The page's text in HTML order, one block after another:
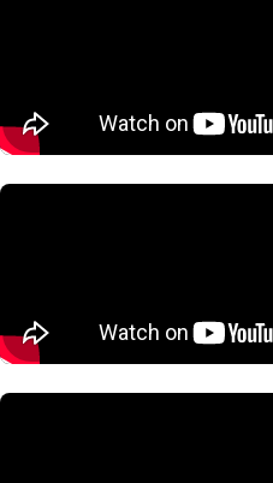
配電技能現業職
電柱に登って電線を張り
りする仕事です。高所作
す。手に職をつけて、社
がいを実感できます。
電気施工管理職
ビルや工場の電気工事を
「まとめ役」です。図面
電気·電子·通信の知識を
りに関われるやりがいが